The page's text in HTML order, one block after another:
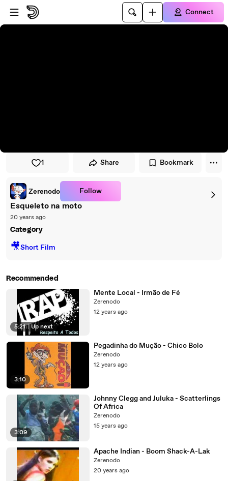
Skip to player
Skip to main content
Connect
1 Share Bookmark
Zerenodo Follow
Esqueleto na moto
20 years ago
Category
🎥Short Film
Recommended
5:21 | Up next
Mente Local - Irmão de Fé
Zerenodo
12 years ago
3:10
Pegadinha do Mução - Chico Bolo
Zerenodo
12 years ago
3:09
Johnny Clegg and Juluka - Scatterlings
Of Africa
Zerenodo
15 years ago
Apache Indian - Boom Shack-A-Lak
Zerenodo
20 years ago